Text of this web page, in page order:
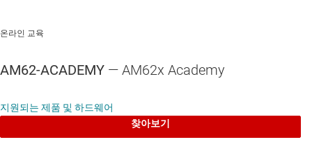
온라인 교육
AM62-ACADEMY — AM62x Academy
지원되는 제품 및 하드웨어
찾아보기